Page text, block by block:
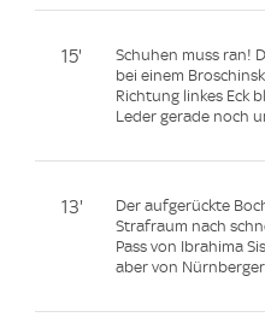
15'
Schuhen muss ran!
bei einem
Richtung linkes Eck
Leder gerade noch
13'
Der aufgerückte
Strafraum nach
Pass von Ibrahima
aber von